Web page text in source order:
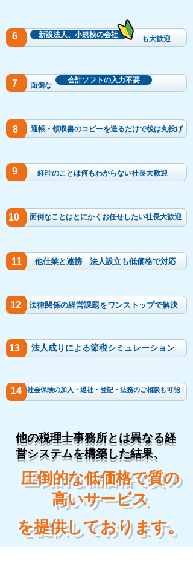
​も大歓迎
6 新設法人、小規模の会社
面倒な
会計ソフトの入力不要
7
​通帳・領収書のコピーを送るだけで後は丸投げ
8
​経理のことは何もわからない社長大歓迎
9
面倒なことはとにかくお任せしたい社長大歓迎
10
他仕業と連携 ​法人設立も低価格で対応
11
法律関係の経営課題をワンストップで解決
12
​法人成りによる節税シミュレーション
13
社会保険の加入・退社・​登記・法務のご相談も可能
14
他の税理士事務所とは異なる経
営システムを構築した結果、
​圧倒的な低価格で質の
高いサービス
​を提供しております。